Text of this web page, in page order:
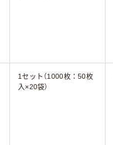
1セット（1000枚：50枚
入×20袋）